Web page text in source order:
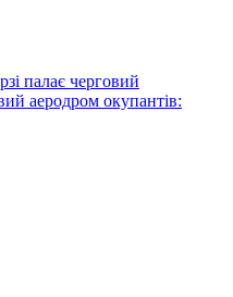
палає черговий
аеродром окупантів: